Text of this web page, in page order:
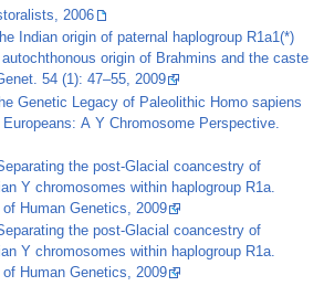
2006
Indian origin of paternal haplogroup R1a1(*)
origin of Brahmins and the caste
54 (1): 47–55, 2009
Genetic Legacy of Paleolithic Homo sapiens
A Y Chromosome Perspective.
the post-Glacial coancestry of
Y chromosomes within haplogroup R1a.
of Human Genetics, 2009
the post-Glacial coancestry of
Y chromosomes within haplogroup R1a.
of Human Genetics, 2009